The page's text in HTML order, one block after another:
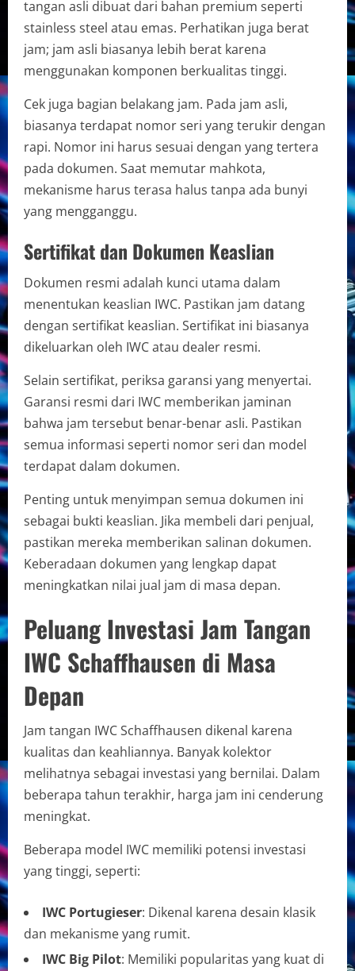
tangan asli dibuat dari bahan premium seperti
stainless steel atau emas. Perhatikan juga berat
jam; jam asli biasanya lebih berat karena
menggunakan komponen berkualitas tinggi.
Cek juga bagian belakang jam. Pada jam asli,
biasanya terdapat nomor seri yang terukir dengan
rapi. Nomor ini harus sesuai dengan yang tertera
pada dokumen. Saat memutar mahkota,
mekanisme harus terasa halus tanpa ada bunyi
yang mengganggu.
Sertifikat dan Dokumen Keaslian
Dokumen resmi adalah kunci utama dalam
menentukan keaslian IWC. Pastikan jam datang
dengan sertifikat keaslian. Sertifikat ini biasanya
dikeluarkan oleh IWC atau dealer resmi.
Selain sertifikat, periksa garansi yang menyertai.
Garansi resmi dari IWC memberikan jaminan
bahwa jam tersebut benar-benar asli. Pastikan
semua informasi seperti nomor seri dan model
terdapat dalam dokumen.
Penting untuk menyimpan semua dokumen ini
sebagai bukti keaslian. Jika membeli dari penjual,
pastikan mereka memberikan salinan dokumen.
Keberadaan dokumen yang lengkap dapat
meningkatkan nilai jual jam di masa depan.
Peluang Investasi Jam Tangan
IWC Schaffhausen di Masa
Depan
Jam tangan IWC Schaffhausen dikenal karena
kualitas dan keahliannya. Banyak kolektor
melihatnya sebagai investasi yang bernilai. Dalam
beberapa tahun terakhir, harga jam ini cenderung
meningkat.
Beberapa model IWC memiliki potensi investasi
yang tinggi, seperti:
IWC Portugieser: Dikenal karena desain klasik
dan mekanisme yang rumit.
IWC Big Pilot: Memiliki popularitas yang kuat di